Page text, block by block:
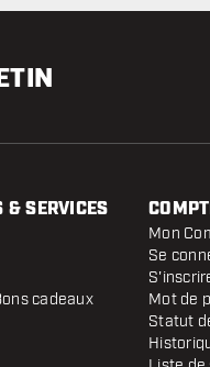
& SERVICES
cadeaux
Mon
Se
Mot de
Statut